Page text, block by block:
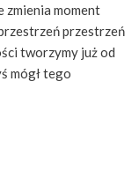
moment
przestrzeń
tworzymy już od
mógł tego